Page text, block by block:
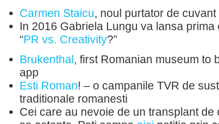
Carmen Staicu, noul purtator de
In 2016 Gabriela Lungu va lansa
“PR vs. Creativity?”
Brukenthal, first Romanian museum to
app
Esti Roman! – o campanile TVR de
traditionale romanesti
Cei care au nevoie de un transplant de